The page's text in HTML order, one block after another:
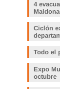
4
Ciclón
Todo el
Expo
octubre